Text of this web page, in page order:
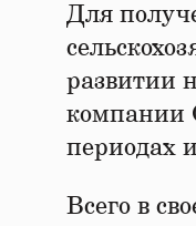
Для
развитии
компании
периодах
Всего в